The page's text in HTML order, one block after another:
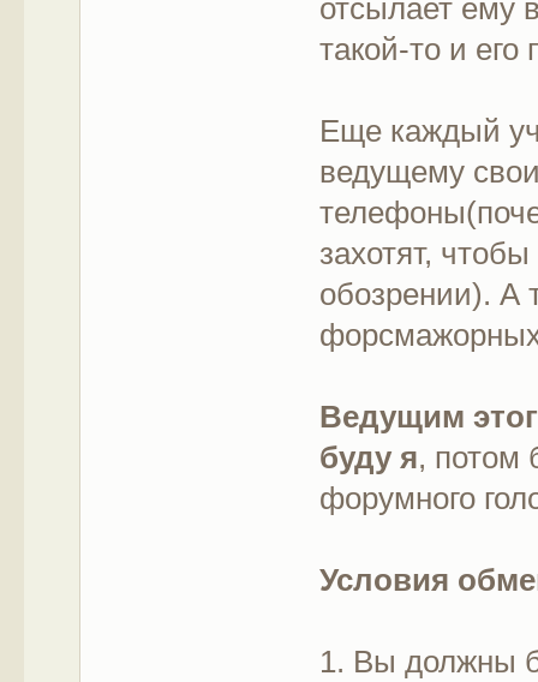
отсылает ему
такой-то и
Еще каждый
ведущему
захотят,
обозрении). А
Ведущим
буду я, потом
форумного
Условия
1. Вы должны